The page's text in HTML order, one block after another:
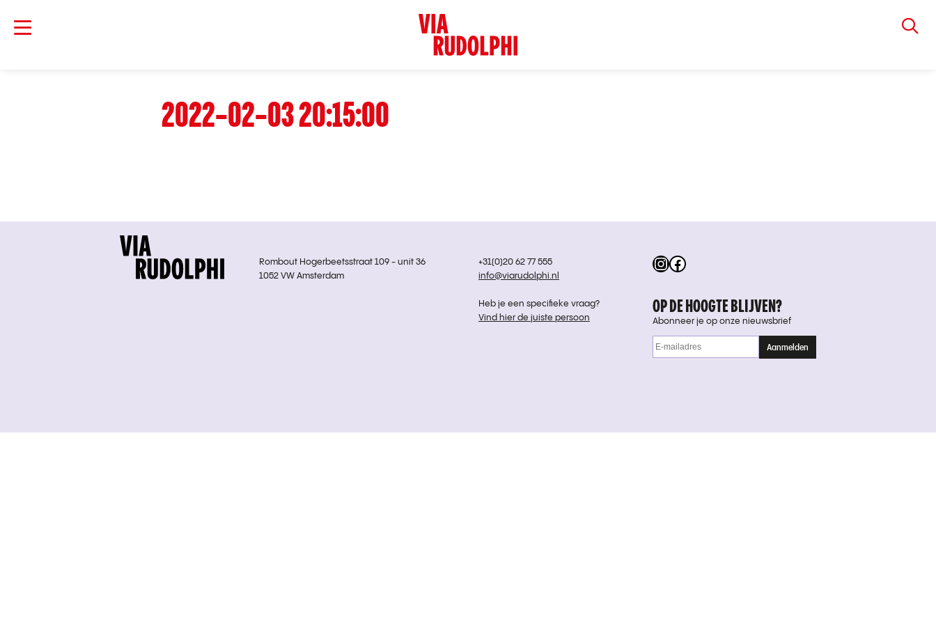
2022-02-03 20:15:00
Instagram
Facebook
Rombout Hogerbeetsstraat 109 - unit 36
1052 VW Amsterdam
+31(0)20 62 77 555
info@viarudolphi.nl
Heb je een specifieke vraag?
Vind hier de juiste persoon
OP DE HOOGTE BLIJVEN?
Abonneer je op onze nieuwsbrief